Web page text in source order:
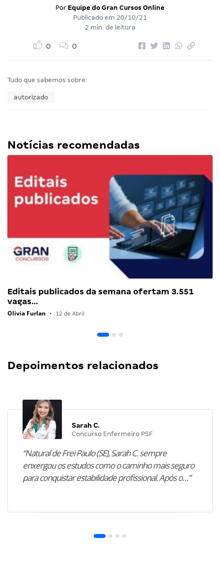
Por Equipe do Gran Cursos Online
Publicado em 20/10/21
2 min. de leitura
0 0
Tudo que sabemos sobre:
autorizado
Notícias recomendadas
Editais publicados da semana ofertam 3.551
vagas…
Olivia Furlan • 12 de Abril
Depoimentos relacionados
Sarah C.
Concurso Enfermeiro PSF
“Natural de Frei Paulo (SE), Sarah C. sempre
enxergou os estudos como o caminho mais seguro
para conquistar estabilidade profissional. Após o…”